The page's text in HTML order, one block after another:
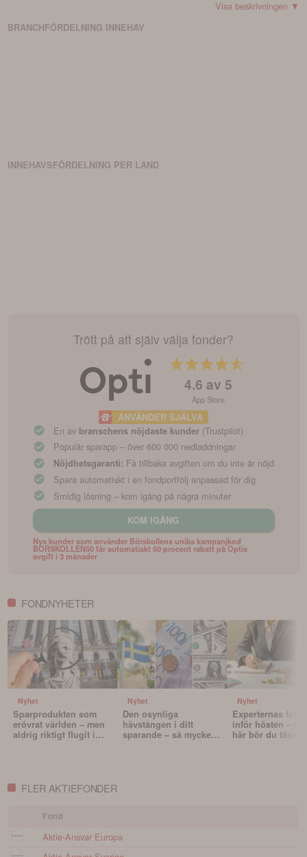
sitt kapital i företag från andra nordiska länder. Vi lägger stor vikt
investerar i, både innan vi investerar och under hela
Visa beskrivningen ▼
BRANCHFÖRDELNING INNEHAV
INNEHAVSFÖRDELNING PER LAND
Trött på att själv välja fonder?
4.6 av 5
App Store
ANVÄNDER SJÄLVA
En av branschens nöjdaste kunder (Trustpilot)
Populär sparapp – över 600 000 nedladdningar
Nöjdhetsgaranti: Få tillbaka avgiften om du inte är nöjd
Spara automatiskt i en fondportfölj anpassad för dig
Smidig lösning – kom igång på några minuter
KOM IGÅNG
Nya kunder som använder Börskollens unika kampanjkod
BORSKOLLEN50 får automatiskt 50 procent rabatt på Optis
avgift i 3 månader
FONDNYHETER
Nyhet
Sparprodukten som
erövrat världen – men
aldrig riktigt flugit i
Nyhet
Den osynliga
hävstången i ditt
sparande – så mycket
Nyhet
Experternas
inför hösten –
här bör du tänka
FLER AKTIEFONDER
Fond
Aktie-Ansvar Europa